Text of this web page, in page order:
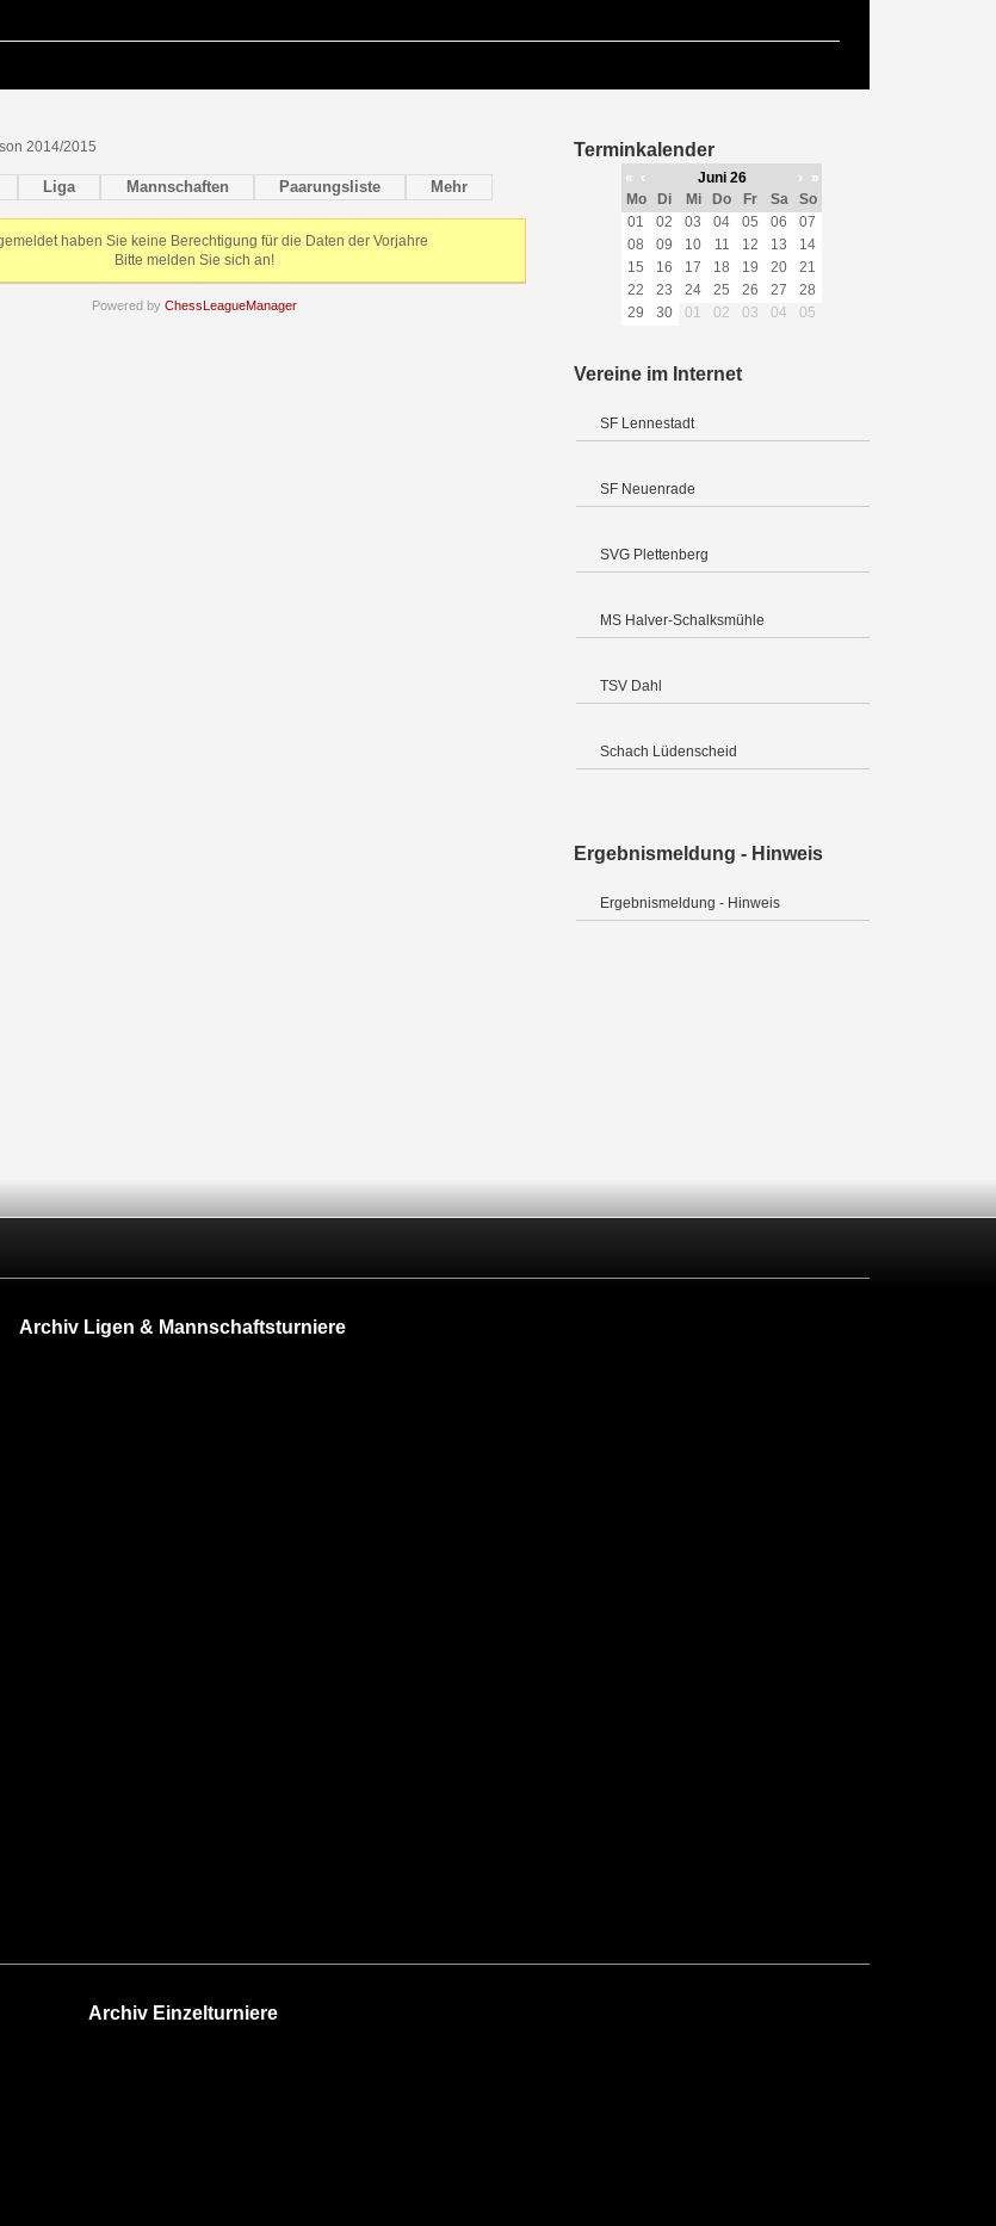
2014/2015
Liga Mannschaften Paarungsliste Mehr
haben Sie keine Berechtigung für die Daten der Vorjahre
Bitte melden Sie sich an!
Powered by ChessLeagueManager
Terminkalender
« ‹ Juni 26 ›
»
Mo
Di Mi Do Fr Sa
So
01
02 03 04 05 06
07
08
09 10 11 12 13
14
15
16 17 18 19 20
21
22
23 24 25 26 27
28
29
30 01 02 03 04 05
Vereine im Internet
SF Lennestadt
SF Neuenrade
SVG Plettenberg
MS Halver-Schalksmühle
TSV Dahl
Schach Lüdenscheid
Ergebnismeldung - Hinweis
Ergebnismeldung - Hinweis
Archiv Ligen & Mannschaftsturniere
Archiv Einzelturniere